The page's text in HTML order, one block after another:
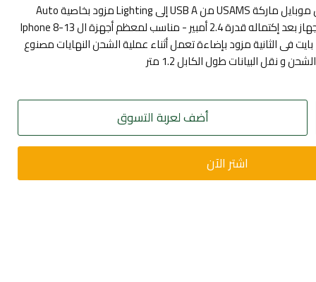
العلامة التجارية USAMS كابل موبايل ماركة USAMS من USB A إلى Lighting مزود بخاصية Auto
Power-Off - لتوقف شحن الجهاز بعد إكتماله قدرة 2.4 أمبير - مناسب لمعظم أجهزة ال Iphone 8-13
بسرعة 480 ميجا بايت فى الثانية مزود بإضاءة تعمل أثناء عملية الشحن النهايات مصنوع
و نقل البيانات طول الكابل 1.2 متر
أضف لعربة التسوق
اشتر الآن